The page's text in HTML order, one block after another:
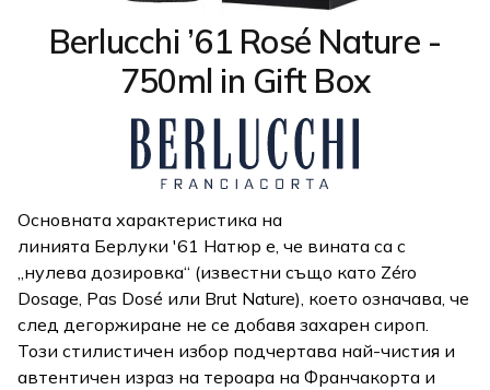
Berlucchi ’61 Rosé Nature -
750ml in Gift Box
Основната характеристика на
линията Берлуки '61 Натюр е, че вината са с
„нулева дозировка“ (известни също като Zéro
Dosage, Pas Dosé или Brut Nature), което означава, че
след дегоржиране не се добавя захарен сироп.
Този стилистичен избор подчертава най-чистия и
автентичен израз на тероара на Франчакорта и